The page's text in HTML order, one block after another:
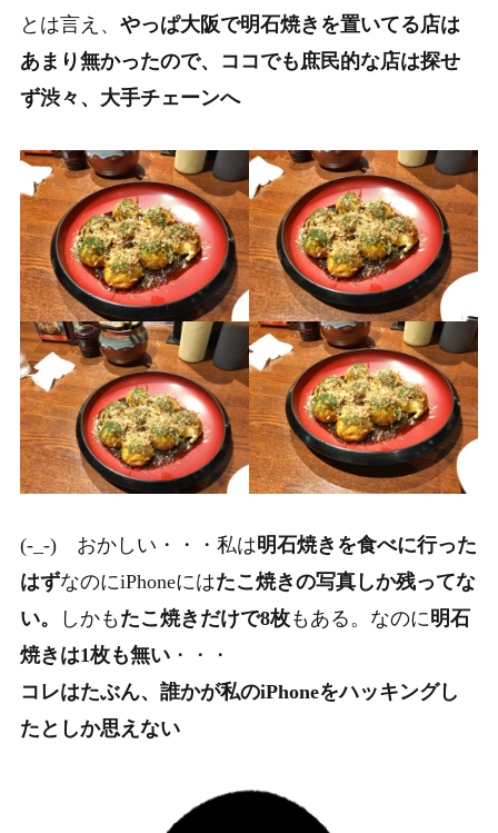
とは言え、 やっぱ大阪で明石焼きを置いてる店は
あまり無かったので、ココでも庶民的な店は探せ
ず渋々、大手チェーンへ
(-_-) おかしい・・・私は明石焼きを食べに行った
はずなのにiPhoneにはたこ焼きの写真しか残ってな
い。
しかも たこ焼きだけで8枚もある。なのに明石
焼きは1枚も無い・・・
コレはたぶん、誰かが私のiPhoneをハッキングし
たとしか思えない